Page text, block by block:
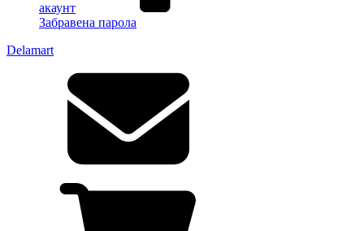
акаунт
Забравена парола
Delamart